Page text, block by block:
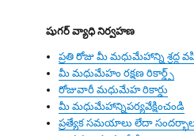
షుగర్ వ్యాధి నిర్వహణ
ప్రతి రోజు మీ మధుమేహాన్ని శ్రద్ద
మీ మధుమేహం రక్షణ రికార్డ్స్
రోజువారీ మధుమేహ రికార్డు
మీ మధుమేహాన్నిపర్యవేక్షించండి
ప్రత్యేక సమయాలు లేదా